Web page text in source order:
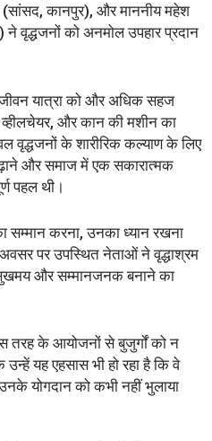
कानपुर), और माननीय महेश
ने वृद्धजनों को अनमोल उपहार प्रदान
यात्रा को और अधिक सहज
और कान की मशीन का
वृद्धजनों के शारीरिक कल्याण के लिए
और समाज में एक सकारात्मक
पहल थी।
सम्मान करना, उनका ध्यान रखना
अवसर पर उपस्थित नेताओं ने वृद्धाश्रम
और सम्मानजनक बनाने का
तरह के आयोजनों से बुजुर्गों को न
उन्हें यह एहसास भी हो रहा है कि वे
योगदान को कभी नहीं भुलाया